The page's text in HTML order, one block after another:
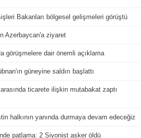
Bakanları bölgesel gelişmeleri görüştü
Azerbaycan'a ziyaret
görüşmelere dair önemli açıklama
güneyine saldırı başlattı
ticarete ilişkin mutabakat zaptı
halkının yanında durmaya devam edeceğiz
patlama: 2 Siyonist asker öldü